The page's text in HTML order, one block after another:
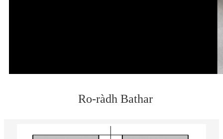
Ro-ràdh Bathar